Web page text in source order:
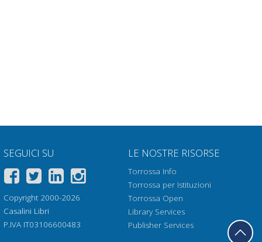
SEGUICI SU
Copyright 2000-2026
Casalini Libri
P.IVA IT03106600483
LE NOSTRE RISORSE
Torrossa Info
Torrossa per Istituzioni
Torrossa Open
Library Services
Publisher Services